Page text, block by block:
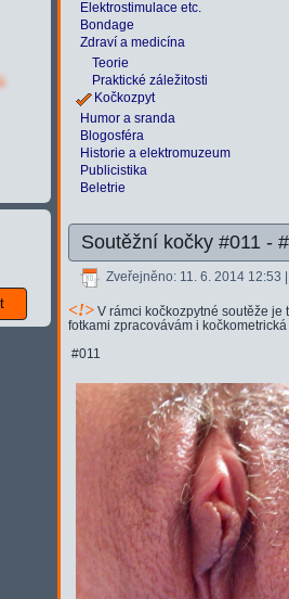
Elektrostimulace etc.
Bondage
Zdraví a medicína
Teorie
Praktické záležitosti
Kočkozpyt
Humor a sranda
Blogosféra
Historie a elektromuzeum
Publicistika
Beletrie
Soutěžní kočky #011 -
Zveřejněno: 11. 6. 2014 12:53
<!>V rámci kočkozpytné soutěže je
fotkami zpracovávám i
#011